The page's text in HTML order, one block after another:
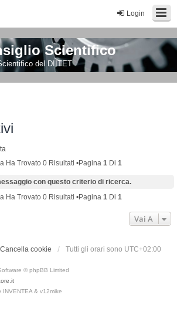
Login
Scientifico
del DIITET
Ha Trovato 0 Risultati •Pagina 1 Di 1
con questo criterio di ricerca.
Ha Trovato 0 Risultati •Pagina 1 Di 1
Vai A
Cancella cookie Tutti gli orari sono UTC+02:00
© phpBB Limited
INVENTEA & v12mike